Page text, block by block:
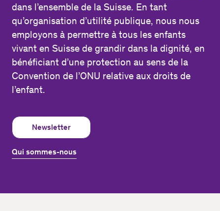
dans l’ensemble de la Suisse. En tant
qu’organisation d’utilité publique, nous nous
employons à permettre à tous les enfants
vivant en Suisse de grandir dans la dignité, en
bénéficiant d’une protection au sens de la
Convention de l’ONU relative aux droits de
l’enfant.
Newsletter
Qui sommes-nous